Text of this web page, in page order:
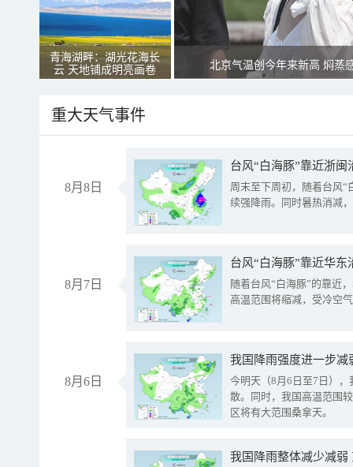
青海湖畔：湖光花海长
云 天地铺成明亮画卷
北京气温创今年来新高 焖蒸
重大天气事件
8月8日
台风“白海豚”靠近浙
周末至下周初，随着台风“
续强降雨。同时暑热消减
8月7日
台风“白海豚”靠近华
随着台风“白海豚”的靠近
高温范围将缩减，受冷空
8月6日
今明天（8月6日至7日）
散。同时，我国高温范围
区将有大范围桑拿天。
我国降雨整体减少减弱